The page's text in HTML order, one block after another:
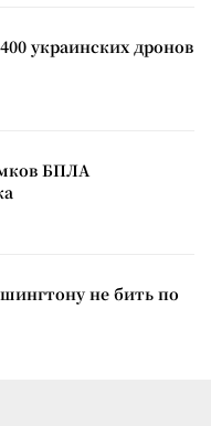
украинских дронов
БПЛА
не бить по